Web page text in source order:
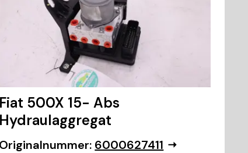
Fiat 500X 15- Abs
Hydraulaggregat
Originalnummer: 6000627411